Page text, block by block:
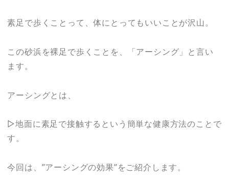
素足で歩くことって、体にとってもいいことが沢山。
この砂浜を裸足で歩くことを、「アーシング」と言い
ます。
アーシングとは、
▷地面に素足で接触するという簡単な健康方法のことで
す。
今回は、”アーシングの効果”をご紹介します。